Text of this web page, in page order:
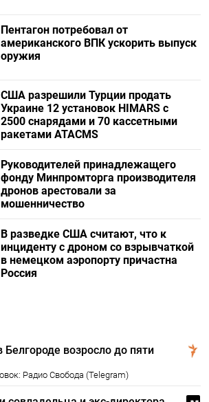
Пентагон потребовал от
американского ВПК ускорить выпуск
оружия
США разрешили Турции продать
Украине 12 установок HIMARS с
2500 снарядами и 70 кассетными
ракетами ATACMS
Руководителей принадлежащего
фонду Минпромторга производителя
дронов арестовали за
мошенничество
В разведке США считают, что к
инциденту с дроном со взрывчаткой
в немецком аэропорту причастна
Россия